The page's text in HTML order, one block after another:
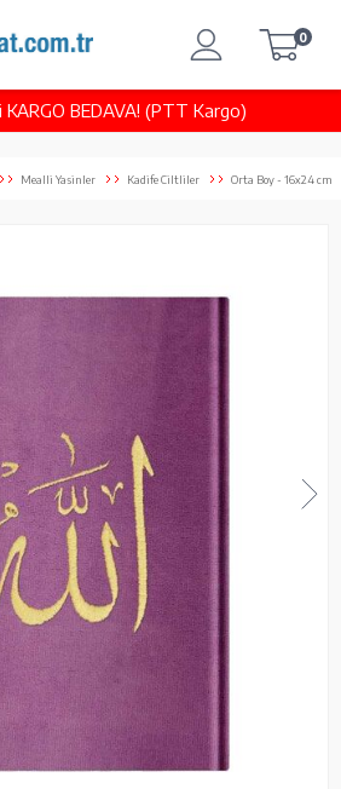
BEDAVA! (PTT Kargo)
0
Mealli Yasinler Kadife Ciltliler Orta Boy - 16x24 cm